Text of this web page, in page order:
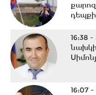
16:38 -
16:07 -